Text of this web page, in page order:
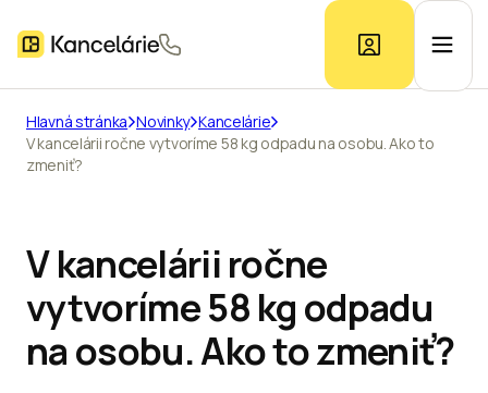
Ponuka kancelárií
Kontakt
Hlavná stránka Novinky Kancelárie
V kancelárii ročne vytvoríme 58 kg odpadu na osobu. Ako to
zmeniť?
V kancelárii ročne
vytvoríme 58 kg odpadu
na osobu. Ako to zmeniť?